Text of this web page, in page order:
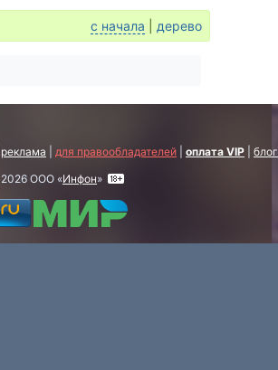
с начала дерево
реклама для правообладателей оплата VIP
блог
ООО «Инфон»